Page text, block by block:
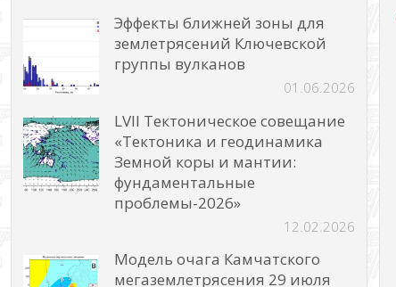
Эффекты ближней зоны для
землетрясений Ключевской
группы вулканов
01.06.2026
LVII Тектоническое совещание
«Тектоника и геодинамика
Земной коры и мантии:
фундаментальные
проблемы-2026»
12.02.2026
Модель очага Камчатского
мегаземлетрясения 29 июля